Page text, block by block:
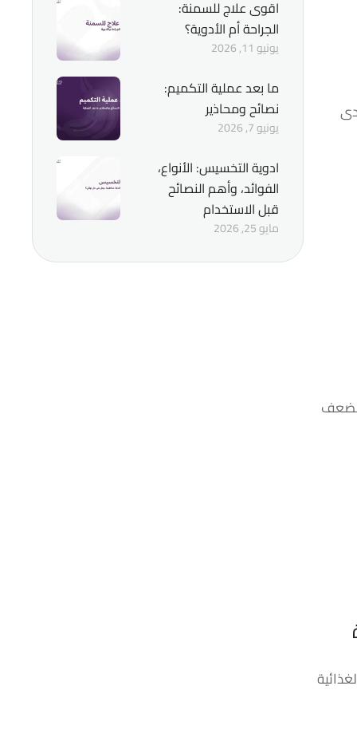
اقوى علاج للسمنة:
الجراحة أم الأدوية؟
يونيو 11, 2026
ما بعد عملية التكميم:
نصائح ومحاذير
يونيو 7, 2026
ادوية التخسيس: الأنواع،
الفوائد، وأهم النصائح
قبل الاستخدام
مايو 25, 2026